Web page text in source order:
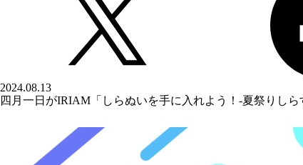
2024.08.13
四月一日がIRIAM「しらぬいを手に入れよう！-夏祭りしら